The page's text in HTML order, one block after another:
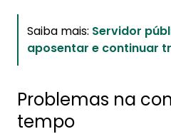
Saiba mais: Servidor
aposentar e continuar
Problemas na
tempo